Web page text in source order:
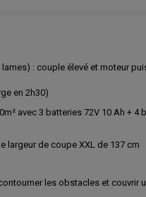
: couple élevé et moteur
en 2h30)
avec 3 batteries 72V 10 Ah + 4
largeur de coupe XXL de 137 cm
les obstacles et couvrir